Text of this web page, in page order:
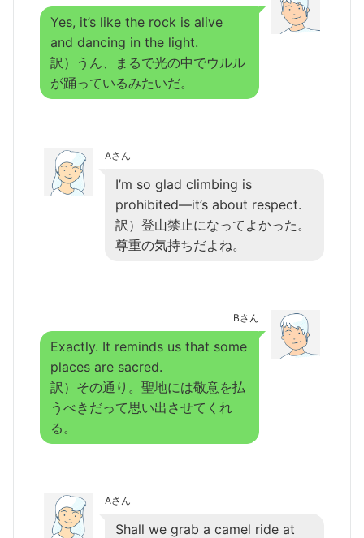
Yes, it’s like the rock is alive
and dancing in the light.
訳）うん、まるで光の中でウルル
が踊っているみたいだ。
Aさん
I’m so glad climbing is
prohibited—it’s about respect.
訳）登山禁止になってよかった。
尊重の気持ちだよね。
Bさん
Exactly. It reminds us that some
places are sacred.
訳）その通り。聖地には敬意を払
うべきだって思い出させてくれ
る。
Aさん
Shall we grab a camel ride at